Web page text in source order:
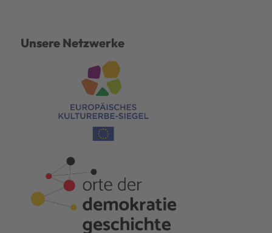
Unsere Netzwerke